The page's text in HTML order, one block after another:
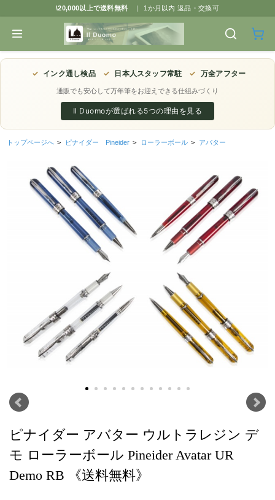
\20,000以上で送料無料 | 1か月以内 返品・交換可
✓ インク通し検品 ✓ 日本人スタッフ常駐 ✓ 万全アフター
通販でも安心して万年筆をお迎えできる仕組みづくり
Il Duomoが選ばれる5つの理由を見る
トップページへ > ピナイダー Pineider > ローラーボール > アバター
ピナイダー アバター ウルトラレジン デ
モ ローラーボール Pineider Avatar UR
Demo RB 《送料無料》